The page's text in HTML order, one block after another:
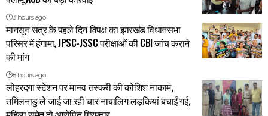
3 hours ago
मानसून सत्र के पहले दिन विपक्ष का झारखंड विधानसभा
परिसर में हंगामा, JPSC-JSSC परीक्षाओं की CBI जांच कराने
की मांग
8 hours ago
लोहरदगा स्टेशन पर मानव तस्करी की कोशिश नाकाम,
तमिलनाडु ले जाई जा रही चार नाबालिग लड़कियां बचाईं गई,